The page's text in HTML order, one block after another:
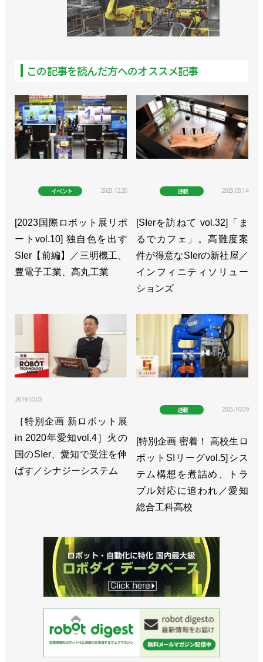
この記事を読んだ方へのオススメ記事
イベント 2023.12.20
[2023国際ロボット展リポ
ートvol.10] 独自色を出す
SIer【前編】／三明機工、
豊電子工業、高丸工業
連載 2023.03.14
[SIerを訪ねて vol.32]「ま
るでカフェ」。高難度案
件が得意なSIerの新社屋／
インフィニティソリュー
ションズ
2019.10.03
［特別企画 新ロボット展
in 2020年愛知vol.4］火の
国のSIer、愛知で受注を伸
ばす／シナジーシステム
連載 2025.10.09
[特別企画 密着！ 高校生ロ
ボットSIリーグvol.5]シス
テム構想を煮詰め、トラ
ブル対応に追われ／愛知
総合工科高校